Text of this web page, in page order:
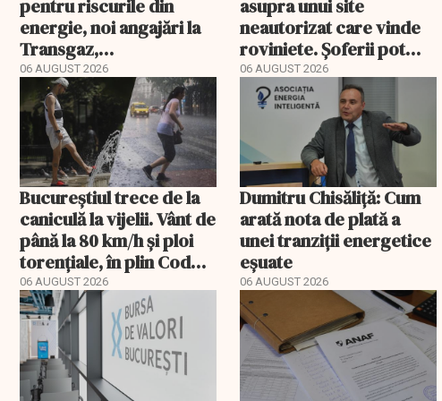
pentru riscurile din
energie, noi angajări la
Transgaz,
Transelectrica și
Hidroelectrica și
programul pentru di
06 AUGUST 2026
asupra unui site
neautorizat care vinde
roviniete. Șoferii pot
plăti și cu 186% mai mult
06 AUGUST 2026
Bucureștiul trece de la
caniculă la vijelii. Vânt de
până la 80 km/h și ploi
torențiale, în plin Cod
portocaliu
06 AUGUST 2026
Dumitru Chisăliță: Cum
arată nota de plată a
unei tranziții energetice
eșuate
06 AUGUST 2026